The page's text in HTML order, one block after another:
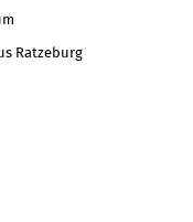
Ratzeburg